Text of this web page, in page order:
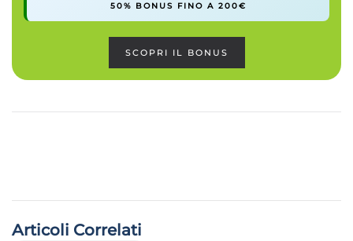
50% BONUS FINO A 200€
SCOPRI IL BONUS
Articoli Correlati